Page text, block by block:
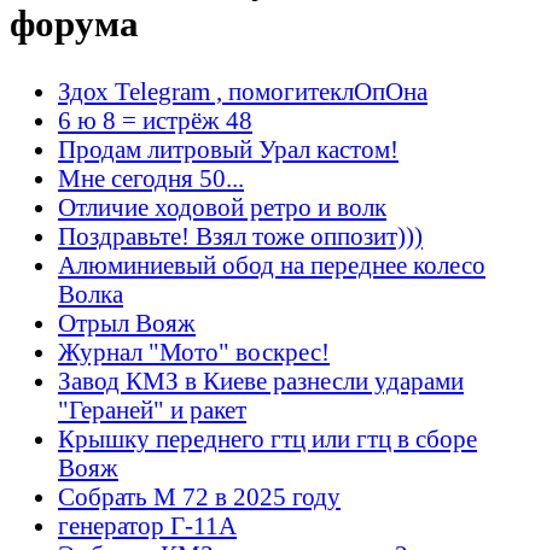
форума
Здох Telegram , помогитеклОпОна
6 ю 8 = истрёж 48
Продам литровый Урал кастом!
Мне сегодня 50...
Отличие ходовой ретро и волк
Поздравьте! Взял тоже оппозит)))
Алюминиевый обод на переднее колесо
Волка
Отрыл Вояж
Журнал "Мото" воскрес!
Завод КМЗ в Киеве разнесли ударами
"Гераней" и ракет
Крышку переднего гтц или гтц в сборе
Вояж
Собрать М 72 в 2025 году
генератор Г-11А